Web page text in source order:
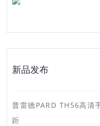
新品发布
普雷德PARD TH56高清
距